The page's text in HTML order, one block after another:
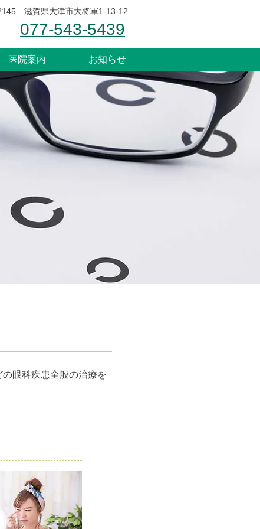
滋賀県大津市大将軍1-13-12
077-543-5439
医院案内 お知らせ
眼科疾患全般の治療を